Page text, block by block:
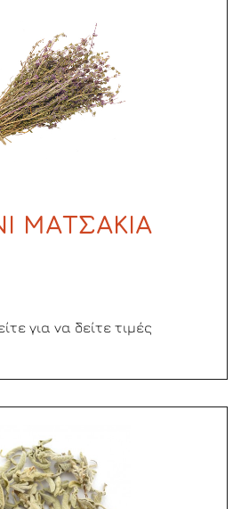
ΜΑΤΣΑΚΙΑ
για να δείτε τιμές